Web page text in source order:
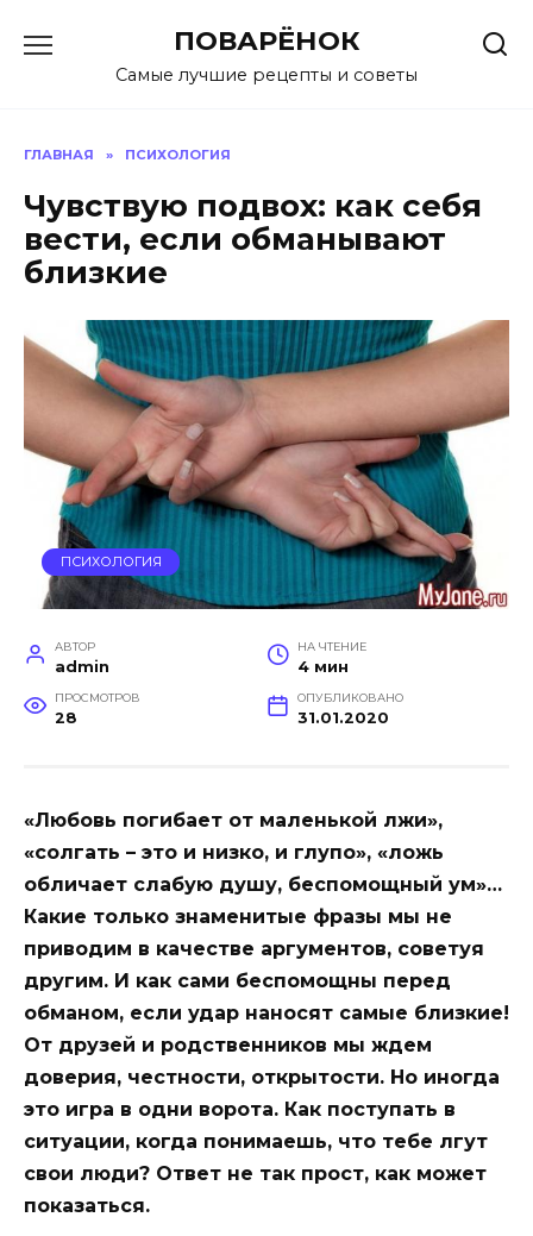
содержанию
ПОВАРЁНОК
Самые лучшие рецепты и советы
ГЛАВНАЯ » ПСИХОЛОГИЯ
Чувствую подвох: как себя
вести, если обманывают
близкие
ПСИХОЛОГИЯ
АВТОР
admin
НА ЧТЕНИЕ
4 мин
ПРОСМОТРОВ
28
ОПУБЛИКОВАНО
31.01.2020
«Любовь погибает от маленькой лжи»,
«солгать – это и низко, и глупо», «ложь
обличает слабую душу, беспомощный ум»…
Какие только знаменитые фразы мы не
приводим в качестве аргументов, советуя
другим. И как сами беспомощны перед
обманом, если удар наносят самые близкие!
От друзей и родственников мы ждем
доверия, честности, открытости. Но иногда
это игра в одни ворота. Как поступать в
ситуации, когда понимаешь, что тебе лгут
свои люди? Ответ не так прост, как может
показаться.